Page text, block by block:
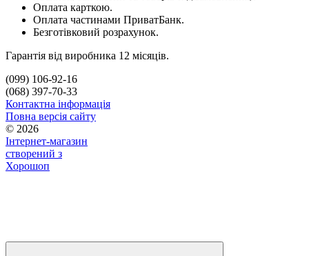
Оплата карткою.
Оплата частинами ПриватБанк.
Безготівковий розрахунок.
Гарантія від виробника 12 місяців.
(099) 106-92-16
(068) 397-70-33
Контактна інформація
Повна версія сайту
© 2026
Інтернет-магазин
створений з
Хорошоп